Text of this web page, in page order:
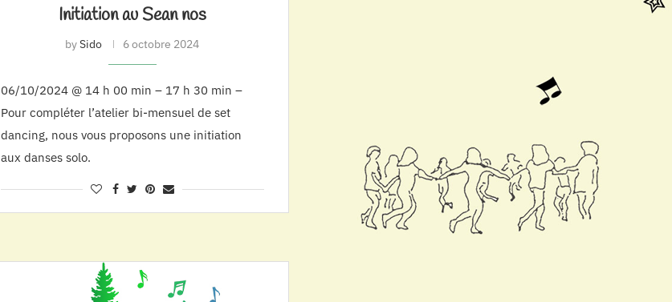
Initiation au Sean nos
bySido 6 octobre 2024
06/10/2024 @ 14 h 00 min – 17 h 30 min –
Pour compléter l’atelier bi-mensuel de set
dancing, nous vous proposons une initiation
aux danses solo.